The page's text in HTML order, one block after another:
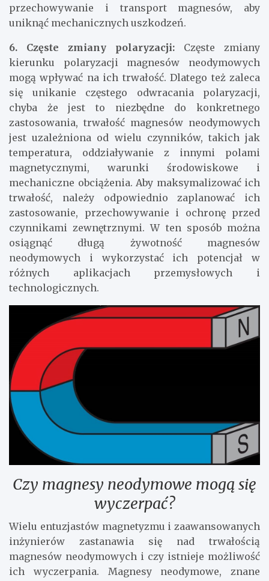
przechowywanie i transport magnesów, aby
uniknąć mechanicznych uszkodzeń.
6. Częste zmiany polaryzacji: Częste zmiany
kierunku polaryzacji magnesów neodymowych
mogą wpływać na ich trwałość. Dlatego też zaleca
się unikanie częstego odwracania polaryzacji,
chyba że jest to niezbędne do konkretnego
zastosowania, trwałość magnesów neodymowych
jest uzależniona od wielu czynników, takich jak
temperatura, oddziaływanie z innymi polami
magnetycznymi, warunki środowiskowe i
mechaniczne obciążenia. Aby maksymalizować ich
trwałość, należy odpowiednio zaplanować ich
zastosowanie, przechowywanie i ochronę przed
czynnikami zewnętrznymi. W ten sposób można
osiągnąć długą żywotność magnesów
neodymowych i wykorzystać ich potencjał w
różnych aplikacjach przemysłowych i
technologicznych.
Czy magnesy neodymowe mogą się
wyczerpać?
Wielu entuzjastów magnetyzmu i zaawansowanych
inżynierów zastanawia się nad trwałością
magnesów neodymowych i czy istnieje możliwość
ich wyczerpania. Magnesy neodymowe, znane